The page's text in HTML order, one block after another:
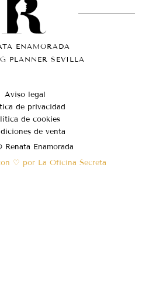
ENAMORADA
PLANNER SEVILLA
Aviso legal
de privacidad
de cookies
de venta
Renata Enamorada
♡ por La Oficina Secreta